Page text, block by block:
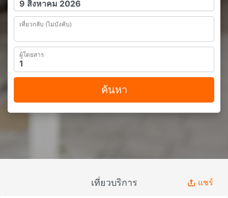
เที่ยวกลับ (ไม่บังคับ)
ผู้โดยสาร
ค้นหา
เที่ยวบริการ แชร์